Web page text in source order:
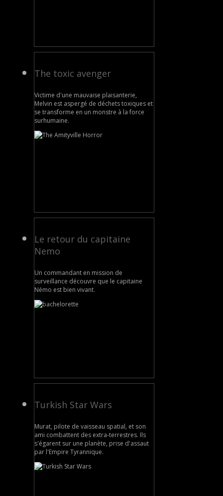
The toxic avenger
Victime d'une mauvaise plaisanterie,
Melvin est aspergé de déchets toxiques et
se transforme en un monstre à la force
surhumaine.
Le retour du capitaine
Nemo
Un commandant en mission de
surveillance découvre que le capitaine
Némo est bien vivant.
Turkish Star Wars
Murat, pilote de vaisseau spatial, et son
ami combattent des extra-terrestres. Ils
s'égarent sur une planète, prise d'assaut
par l'Empire Tyrannique.